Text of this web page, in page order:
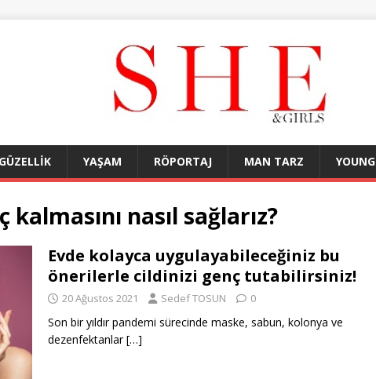
GÜZELLİK YAŞAM RÖPORTAJ MAN TARZ YOUNG
nasıl sağlarız?
Evde kolayca uygulayabileceğiniz bu
önerilerle cildinizi genç tutabilirsiniz!
20 Ağustos 2021 Sedef TOSUN 0
Son bir yıldır pandemi sürecinde maske, sabun, kolonya ve
dezenfektanlar[…]